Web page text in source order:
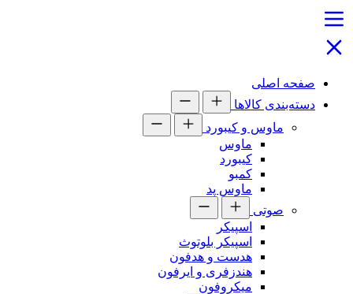
صفحه اصلی
دسته‌بندی کالاها
ماوس و کیبورد
ماوس
کیبورد
کمبو
ماوس پد
صوتی
اسپیکر
اسپیکر بلوتوث
هدست و هدفون
هندزفری و ایرفون
میکروفون